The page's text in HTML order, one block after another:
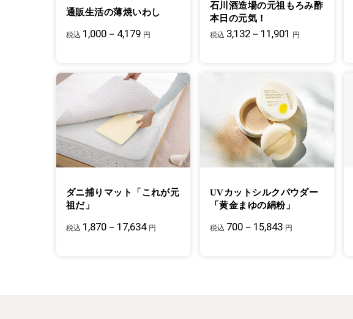
通販生活の薄焼いわし
税込 1,000－4,179 円
石川酒造場の元祖もろみ酢
本日の元気！
税込 3,132－11,901 円
ダニ捕りマット「これが元
祖だ」
税込 1,870－17,634 円
UVカットシルクパウダー
「黄金まゆの絹粉」
税込 700－15,843 円